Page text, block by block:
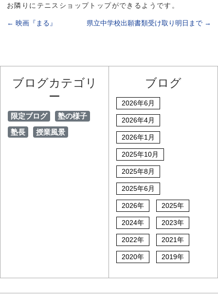
お隣りにテニスショップトップができるようです。
← 映画『まる』 県立中学校出願書類受け取り明日まで →
ブログカテゴリ
ー
限定ブログ
塾の様子
塾長
授業風景
ブログ
2026年6月
2026年4月
2026年1月
2025年10月
2025年8月
2025年6月
2026年 2025年
2024年 2023年
2022年 2021年
2020年 2019年